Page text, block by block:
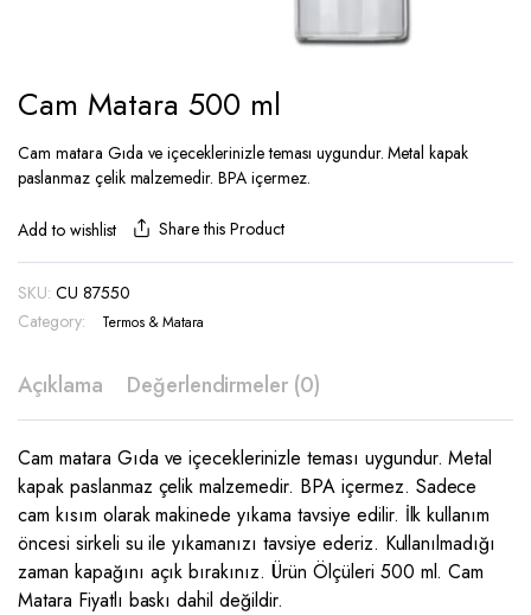
Cam Matara 500 ml
Cam matara Gıda ve içeceklerinizle teması uygundur. Metal kapak
paslanmaz çelik malzemedir. BPA içermez.
Add to wishlist Share this Product
SKU: CU 87550
Category:
Termos & Matara
Açıklama Değerlendirmeler (0)
Cam matara Gıda ve içeceklerinizle teması uygundur. Metal
kapak paslanmaz çelik malzemedir. BPA içermez. Sadece
cam kısım olarak makinede yıkama tavsiye edilir. İlk kullanım
öncesi sirkeli su ile yıkamanızı tavsiye ederiz. Kullanılmadığı
zaman kapağını açık bırakınız. Ürün Ölçüleri 500 ml. Cam
Matara Fiyatlı baskı dahil değildir.